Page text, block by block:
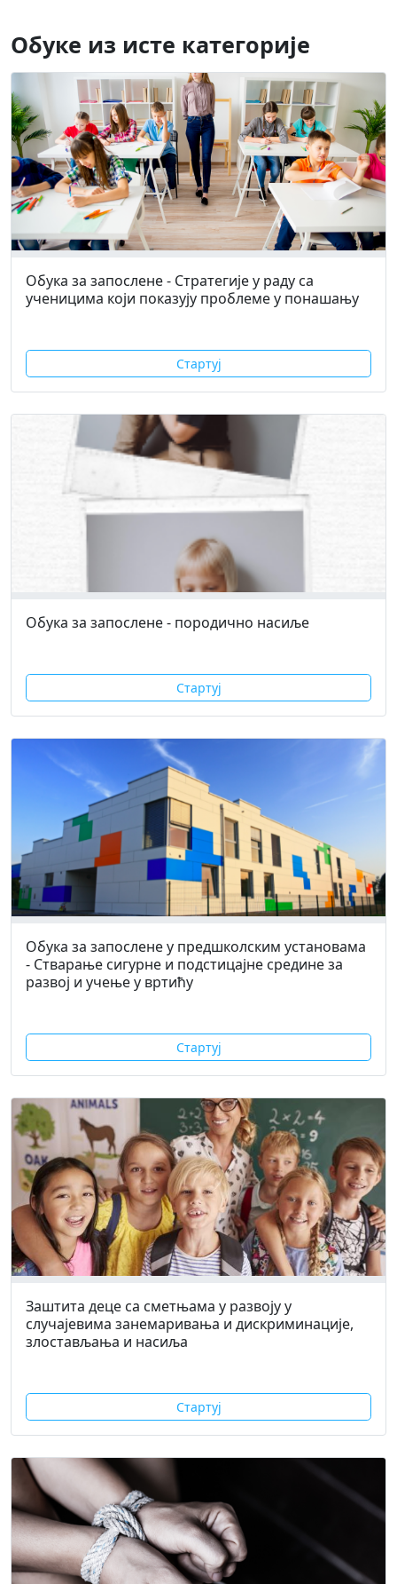
Обуке из исте категорије
Обука за запослене - Стратегије у раду са
ученицима који показују проблеме у понашању
Стартуј
Обука за запослене - породично насиље
Стартуј
Обука за запослене у предшколским установама
- Стварање сигурне и подстицајне средине за
развој и учење у вртићу
Стартуј
Заштита деце са сметњама у развоју у
случајевима занемаривања и дискриминације,
злостављања и насиља
Стартуј